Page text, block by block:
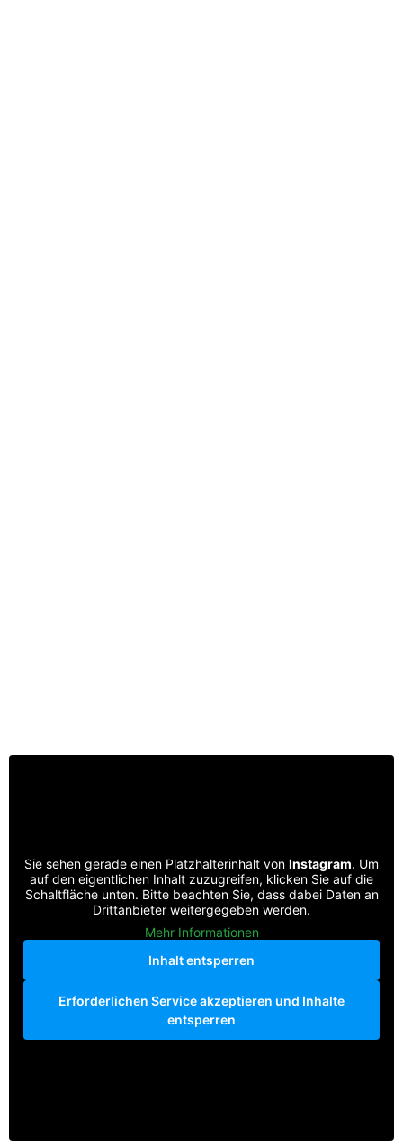
Sie sehen gerade einen Platzhalterinhalt von Instagram. Um
auf den eigentlichen Inhalt zuzugreifen, klicken Sie auf die
Schaltfläche unten. Bitte beachten Sie, dass dabei Daten an
Drittanbieter weitergegeben werden.
Mehr Informationen
Inhalt entsperren
Erforderlichen Service akzeptieren und Inhalte
entsperren